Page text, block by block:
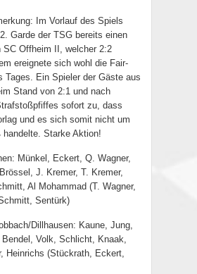
Im Vorlauf des Spiels
Garde der TSG bereits einen
SC Offheim II, welcher 2:2
ereignete sich wohl die Fair-
Tages. Ein Spieler der Gäste aus
Stand von 2:1 und nach
sofort zu, dass
und es sich somit nicht um
Starke Aktion!
Münkel, Eckert, Q. Wagner,
J. Kremer, T. Kremer,
Al Mohammad (T. Wagner,
Sentürk)
Dillhausen: Kaune, Jung,
Bendel, Volk, Schlicht, Knaak,
Heinrichs (Stückrath, Eckert,